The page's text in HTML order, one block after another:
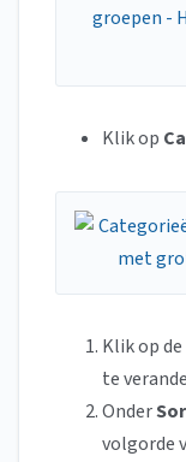
Klik op
Klik op de
te
Onder
volgorde